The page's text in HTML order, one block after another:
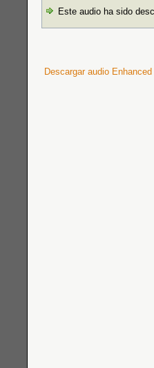
Este audio ha sido
Descargar audio